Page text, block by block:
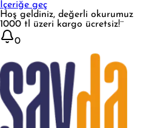
İçeriğe geç
Hoş geldiniz, değerli okurumuz
1000 tl üzeri kargo ücretsiz!¨
0